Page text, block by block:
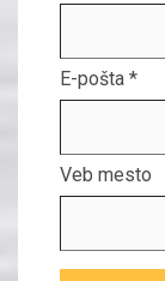
E-pošta *
Veb mesto